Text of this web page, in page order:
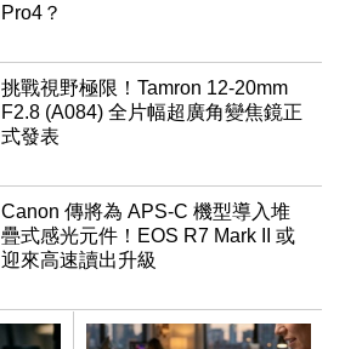
Pro4？
挑戰視野極限！Tamron 12-20mm
F2.8 (A084) 全片幅超廣角變焦鏡正
式發表
Canon 傳將為 APS-C 機型導入堆
疊式感光元件！EOS R7 Mark II 或
迎來高速讀出升級